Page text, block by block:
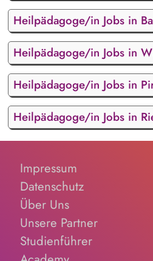
Heilpädagoge/in Jobs in
Heilpädagoge/in Jobs in
Heilpädagoge/in Jobs in
Heilpädagoge/in Jobs in
Impressum
Datenschutz
Über Uns
Unsere Partner
Studienführer